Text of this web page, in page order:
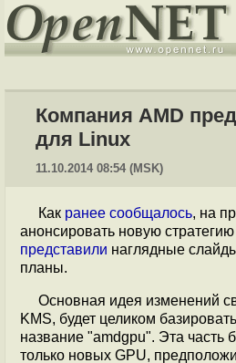
Компания AMD
для Linux
11.10.2014 08:54 (MSK)
Как ранее сообщалось, на
анонсировать новую
представили наглядные
планы.
Основная идея изменений
KMS, будет целиком
название "amdgpu". Эта часть
только новых GPU,